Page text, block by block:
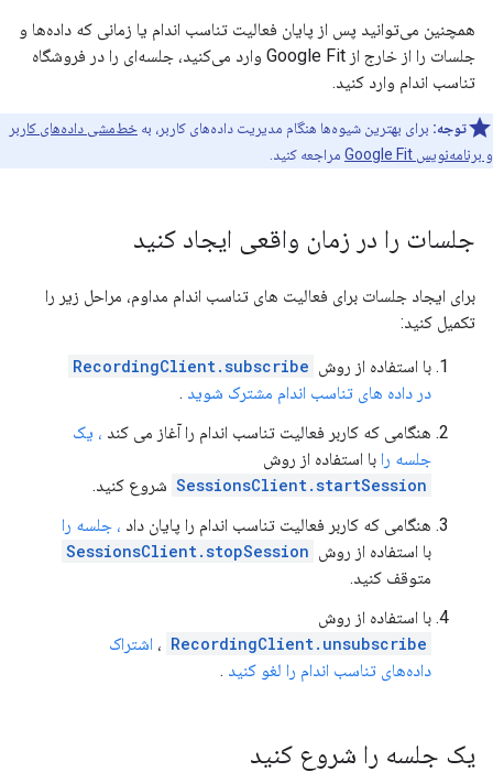
همچنین می‌توانید پس از پایان فعالیت تناسب اندام یا زمانی که داده‌ها و
جلسات را از خارج از Google Fit وارد می‌کنید، جلسه‌ای را در فروشگاه
تناسب اندام وارد کنید.
توجه: برای بهترین شیوه‌ها هنگام مدیریت داده‌های کاربر، به خط‌مشی داده‌های کاربر
و برنامه‌نویس Google Fit
مراجعه کنید.
جلسات را در زمان واقعی ایجاد کنید
برای ایجاد جلسات برای فعالیت های تناسب اندام مداوم، مراحل زیر را
تکمیل کنید:
با استفاده از روش RecordingClient.subscribe
در داده های تناسب اندام مشترک شوید .
هنگامی که کاربر فعالیت تناسب اندام را آغاز می کند ، یک
جلسه را با استفاده از روش
SessionsClient.startSession شروع کنید.
هنگامی که کاربر فعالیت تناسب اندام را پایان داد ، جلسه را
با استفاده از روش SessionsClient.stopSession
متوقف کنید.
با استفاده از روش
RecordingClient.unsubscribe ، اشتراک
داده‌های تناسب اندام را لغو کنید .
یک جلسه را شروع کنید